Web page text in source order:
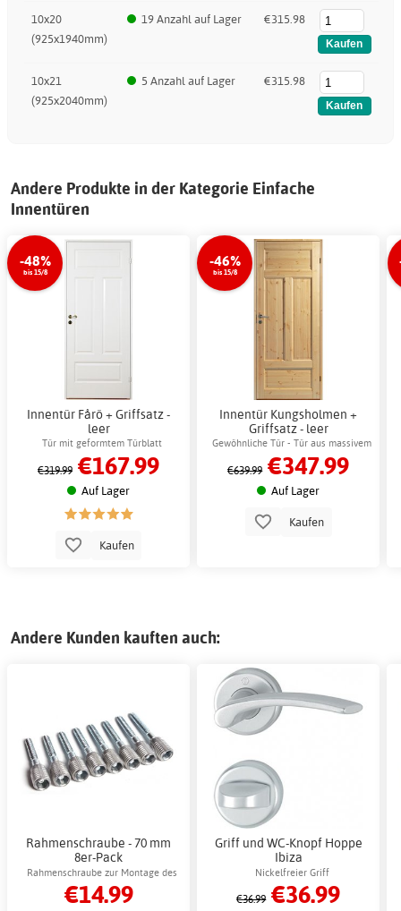
10x20
(925x1940mm)
19 Anzahl auf Lager €315.98
10x21
(925x2040mm)
5 Anzahl auf Lager €315.98
Andere Produkte in der Kategorie Einfache
Innentüren
-48%
bis 15/8
Innentür Fårö + Griffsatz -
leer
Tür mit geformtem Türblatt
€319.99 €167.99
Auf Lager
Kaufen
-46%
bis 15/8
Innentür Kungsholmen +
Griffsatz - leer
Gewöhnliche Tür - Tür aus massivem
Kiefernholz
€639.99 €347.99
Auf Lager
Kaufen
Andere Kunden kauften auch:
Rahmenschraube - 70 mm
8er-Pack
Rahmenschraube zur Montage des
Rahmens
€14.99
Griff und WC-Knopf Hoppe
Ibiza
Nickelfreier Griff
€36.99 €36.99